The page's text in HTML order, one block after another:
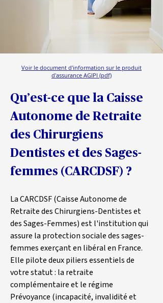
Voir le document d'information sur le produit
d'assurance AGIPI (pdf)
Qu’est-ce que la Caisse
Autonome de Retraite
des Chirurgiens
Dentistes et des Sages-
femmes (CARCDSF) ?
La CARCDSF (Caisse Autonome de
Retraite des Chirurgiens-Dentistes et
des Sages-Femmes) est l'institution qui
assure la protection sociale des sages-
femmes exerçant en libéral en France.
Elle pilote deux piliers essentiels de
votre statut : la retraite
complémentaire et le régime
Prévoyance (incapacité, invalidité et